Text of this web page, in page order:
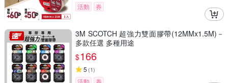
活動 券
3M SCOTCH 超強力雙面膠帶(12MMx1.5M)－
多款任選 多種用途
$166
5 (1)